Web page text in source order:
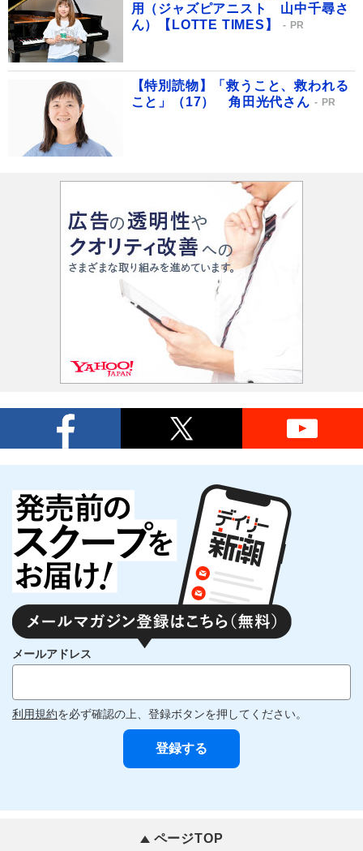
用（ジャズピアニスト 山中千尋さ
ん）【LOTTE TIMES】
PR
【特別読物】「救うこと、救われる
こと」（17） 角田光代さん
PR
メールアドレス
利用規約を必ず確認の上、登録ボタンを押してください。
ページTOP